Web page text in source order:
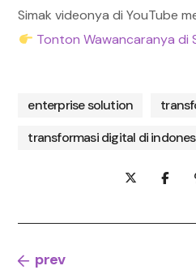
Simak videonya di YouTube
Tonton Wawancaranya di
enterprise solution
transformasi digital di
prev